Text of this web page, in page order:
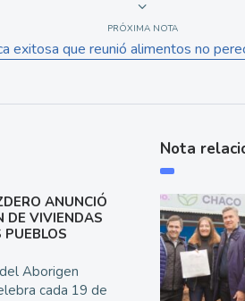
PRÓXIMA NOTA
exitosa que reunió alimentos no
ANUNCIÓ
DE VIVIENDAS
PUEBLOS
Aborigen
cada 19 de
Nota